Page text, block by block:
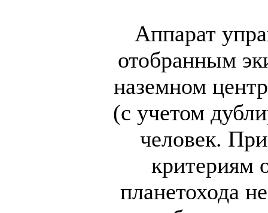
Аппарат
отобранным
наземном
(с учетом
человек.
критериям
планетохода